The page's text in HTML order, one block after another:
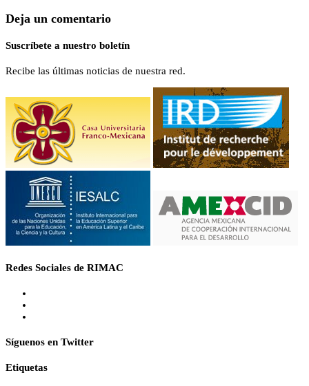
Deja un comentario
Suscríbete a nuestro boletín
Recibe las últimas noticias de nuestra red.
Redes Sociales de RIMAC
Síguenos en Twitter
Etiquetas